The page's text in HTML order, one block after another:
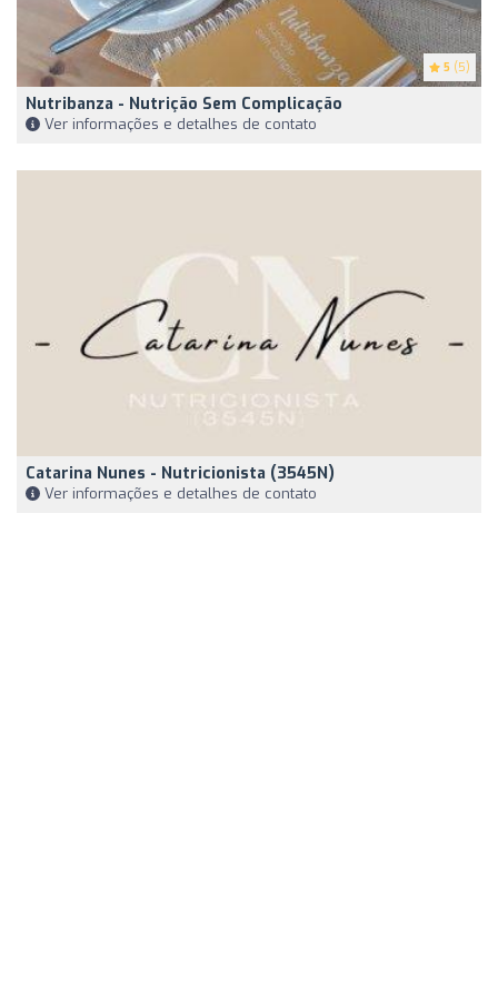
5 (5)
Nutribanza - Nutrição Sem Complicação
Ver informações e detalhes de contato
Catarina Nunes - Nutricionista (3545N)
Ver informações e detalhes de contato